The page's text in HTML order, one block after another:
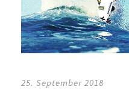
25. September 2018